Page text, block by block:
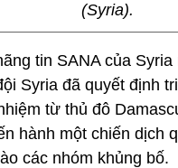
(Syria).
tin SANA của
Syria đã quyết định
từ thủ đô
hành một chiến dịch
các nhóm khủng bố.